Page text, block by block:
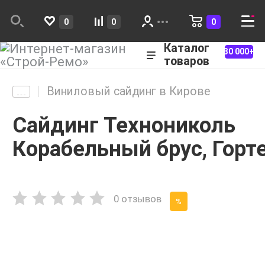
0 0 0
Каталог
товаров
30 000+
Виниловый сайдинг в Кирове
Сайдинг Технониколь
Корабельный брус,
0 отзывов %